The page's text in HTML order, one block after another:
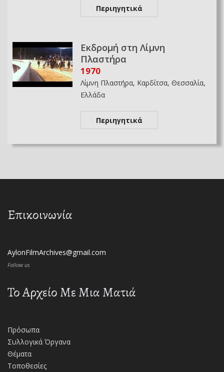
Περιηγητικά
Εκδρομή στη Λίμνη
Πλαστήρα
1970
Λίμνη Πλαστήρα, Καρδίτσα, Θεσσαλία,
Ελλάδα
Περιηγητικά
Επικοινωνία
AylonFilmArchives@gmail.com
Follow us
Το Αρχείο Με Μια Ματιά
Πρόσωπα
Συλλογικά Όργανα
Θέματα
Τοποθεσίες